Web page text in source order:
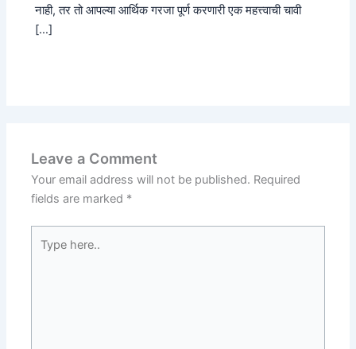
नाही, तर तो आपल्या आर्थिक गरजा पूर्ण करणारी एक महत्त्वाची चावी
[…]
Leave a Comment
Your email address will not be published. Required
fields are marked *
here..